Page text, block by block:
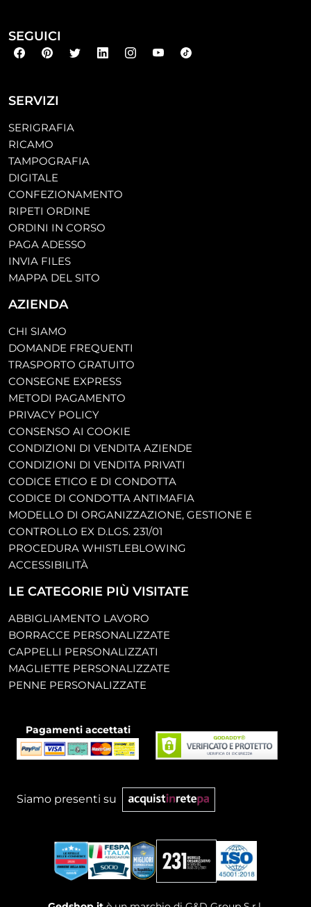
SERVIZI
SERIGRAFIA
RICAMO
TAMPOGRAFIA
DIGITALE
CONFEZIONAMENTO
RIPETI ORDINE
ORDINI IN CORSO
PAGA ADESSO
INVIA FILES
MAPPA DEL SITO
AZIENDA
CHI SIAMO
DOMANDE FREQUENTI
TRASPORTO GRATUITO
CONSEGNE EXPRESS
METODI PAGAMENTO
PRIVACY POLICY
CONSENSO AI COOKIE
CONDIZIONI DI VENDITA AZIENDE
CONDIZIONI DI VENDITA PRIVATI
CODICE ETICO E DI CONDOTTA
CODICE DI CONDOTTA ANTIMAFIA
MODELLO DI ORGANIZZAZIONE, GESTIONE E
CONTROLLO EX D.LGS. 231/01
PROCEDURA WHISTLEBLOWING
ACCESSIBILITÀ
LE CATEGORIE PIÙ VISITATE
ABBIGLIAMENTO LAVORO
BORRACCE PERSONALIZZATE
CAPPELLI PERSONALIZZATI
MAGLIETTE PERSONALIZZATE
PENNE PERSONALIZZATE
SEGUICI
Pagamenti accettati
Siamo presenti su